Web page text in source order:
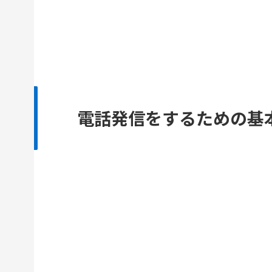
電話発信をするための基